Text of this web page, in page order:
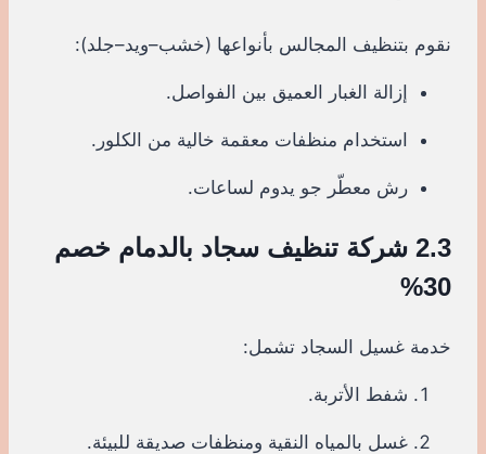
نقوم بتنظيف المجالس بأنواعها (خشب–ويد–جلد):
إزالة الغبار العميق بين الفواصل.
استخدام منظفات معقمة خالية من الكلور.
رش معطّر جو يدوم لساعات.
2.3 شركة تنظيف سجاد بالدمام خصم
30%
خدمة غسيل السجاد تشمل:
شفط الأتربة.
غسل بالمياه النقية ومنظفات صديقة للبيئة.